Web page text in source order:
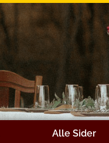
Alle Sider